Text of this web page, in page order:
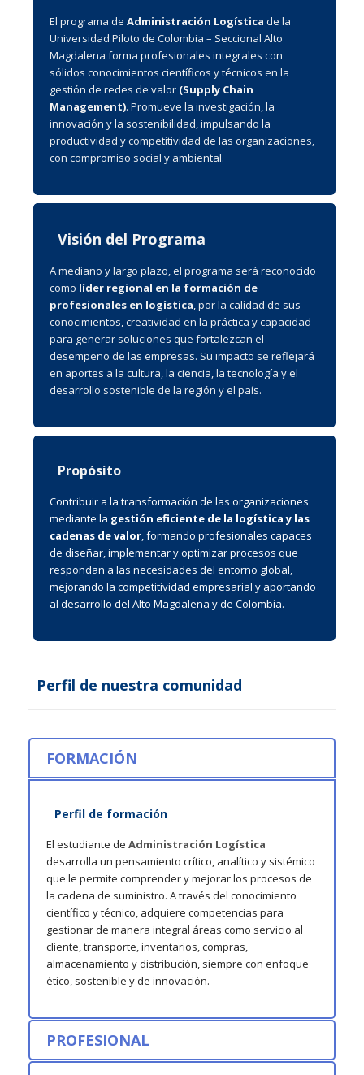
El programa de Administración Logística de la
Universidad Piloto de Colombia – Seccional Alto
Magdalena forma profesionales integrales con
sólidos conocimientos científicos y técnicos en la
gestión de redes de valor (Supply Chain
Management). Promueve la investigación, la
innovación y la sostenibilidad, impulsando la
productividad y competitividad de las organizaciones,
con compromiso social y ambiental.
Visión del Programa
A mediano y largo plazo, el programa será reconocido
como líder regional en la formación de
profesionales en logística, por la calidad de sus
conocimientos, creatividad en la práctica y capacidad
para generar soluciones que fortalezcan el
desempeño de las empresas. Su impacto se reflejará
en aportes a la cultura, la ciencia, la tecnología y el
desarrollo sostenible de la región y el país.
Propósito
Contribuir a la transformación de las organizaciones
mediante la gestión eficiente de la logística y las
cadenas de valor, formando profesionales capaces
de diseñar, implementar y optimizar procesos que
respondan a las necesidades del entorno global,
mejorando la competitividad empresarial y aportando
al desarrollo del Alto Magdalena y de Colombia.
Perfil de nuestra comunidad
FORMACIÓN
Perfil de formación
El estudiante de Administración Logística
desarrolla un pensamiento crítico, analítico y sistémico
que le permite comprender y mejorar los procesos de
la cadena de suministro. A través del conocimiento
científico y técnico, adquiere competencias para
gestionar de manera integral áreas como servicio al
cliente, transporte, inventarios, compras,
almacenamiento y distribución, siempre con enfoque
ético, sostenible y de innovación.
PROFESIONAL